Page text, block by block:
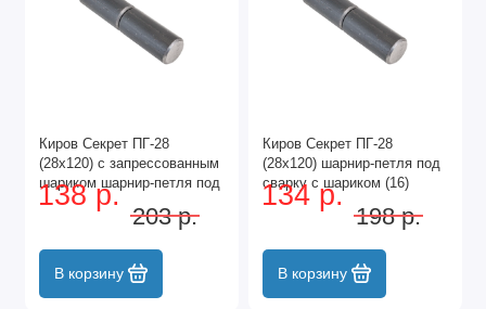
Киров Секрет ПГ-28
(28х120) с запрессованным
шариком шарнир-петля под
сварку (16)
138 р.
203 р.
В корзину
Киров Секрет ПГ-28
(28х120) шарнир-петля под
сварку с шариком (16)
134 р.
198 р.
В корзину